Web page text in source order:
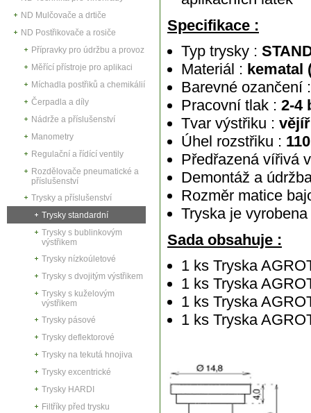
ND Mulčovače a drtiče
ND Postřikovače a rosiče
Přípravky pro údržbu a provoz
Měřící přístroje pro aplikaci
Míchadla postřiků a chemikálií
Čerpadla a díly
Nádrže a příslušenství
Manometry
Regulační a řídící ventily
Rozdělovače pneumatické a
příslušenství
Trysky a příslušenství
Trysky standardní
Trysky s bublinkovým
výstřikem
Trysky nízkoúletové
Trysky s dvojitým výstřikem
Trysky s kuželovým
výstřikem
Trysky pásové
Trysky deflektorové
Trysky na tekutá hnojiva
Trysky excentrické
Trysky HARDI
Filtříky před trysku
Specifikace :
Typ trysky :
Materiál : kematal
Barevné ozančení
Pracovní tlak :2-4
Tvar výstřiku : vějíř
Úhel rozstřiku :
Předřazená vířivá
Demontáž a
Rozměr matice
Tryska je
Sada obsahuje :
1 ks Tryska
1 ks Tryska
1 ks Tryska
1 ks Tryska